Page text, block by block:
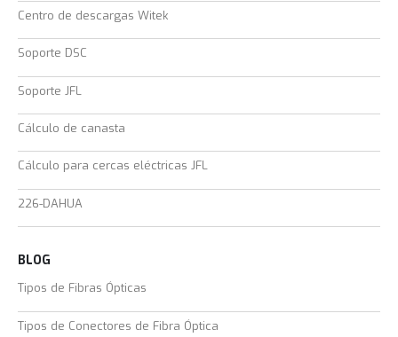
Centro de descargas Witek
Soporte DSC
Soporte JFL
Cálculo de canasta
Cálculo para cercas eléctricas JFL
226-DAHUA
BLOG
Tipos de Fibras Ópticas
Tipos de Conectores de Fibra Óptica